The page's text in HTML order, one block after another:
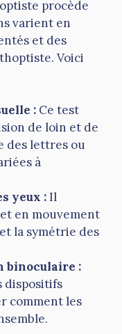
procède
varient en
et des
Voici
: Ce test
de loin et de
des lettres ou
à
yeux :Il
en mouvement
la symétrie des
binoculaire :
dispositifs
comment les